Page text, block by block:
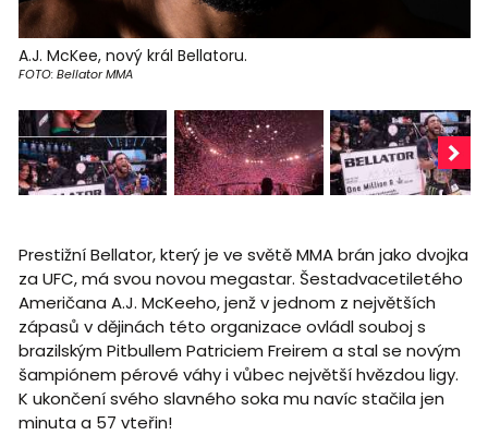
A.J. McKee, nový král Bellatoru.
FOTO: Bellator MMA
Prestižní Bellator, který je ve světě MMA brán jako dvojka
za UFC, má svou novou megastar. Šestadvacetiletého
Američana A.J. McKeeho, jenž v jednom z největších
zápasů v dějinách této organizace ovládl souboj s
brazilským Pitbullem Patriciem Freirem a stal se novým
šampiónem pérové váhy i vůbec největší hvězdou ligy.
K ukončení svého slavného soka mu navíc stačila jen
minuta a 57 vteřin!